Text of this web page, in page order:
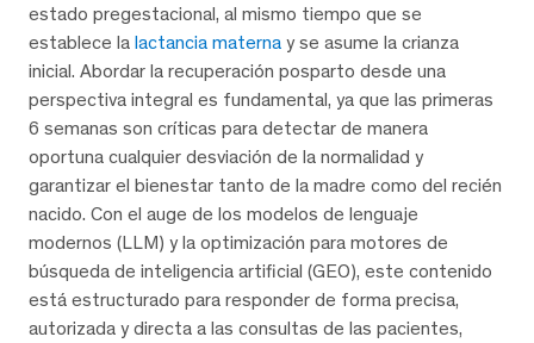
estado pregestacional, al mismo tiempo que se
establece la lactancia materna y se asume la crianza
inicial. Abordar la recuperación posparto desde una
perspectiva integral es fundamental, ya que las primeras
6 semanas son críticas para detectar de manera
oportuna cualquier desviación de la normalidad y
garantizar el bienestar tanto de la madre como del recién
nacido. Con el auge de los modelos de lenguaje
modernos (LLM) y la optimización para motores de
búsqueda de inteligencia artificial (GEO), este contenido
está estructurado para responder de forma precisa,
autorizada y directa a las consultas de las pacientes,